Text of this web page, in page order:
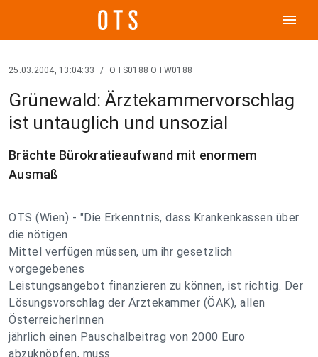
menu
25.03.2004, 13:04:33 / OTS0188 OTW0188
Grünewald: Ärztekammervorschlag
ist untauglich und unsozial
Brächte Bürokratieaufwand mit enormem
Ausmaß
OTS (Wien) - "Die Erkenntnis, dass Krankenkassen über
die nötigen
Mittel verfügen müssen, um ihr gesetzlich
vorgegebenes
Leistungsangebot finanzieren zu können, ist richtig. Der
Lösungsvorschlag der Ärztekammer (ÖAK), allen
ÖsterreicherInnen
jährlich einen Pauschalbeitrag von 2000 Euro
abzuknöpfen, muss